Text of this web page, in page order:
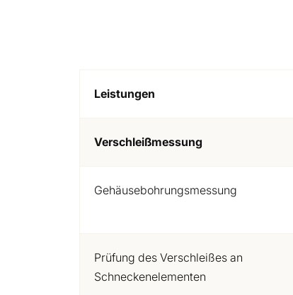
Leistungen
Verschleißmessung
Gehäusebohrungsmessung
Prüfung des Verschleißes an
Schneckenelementen